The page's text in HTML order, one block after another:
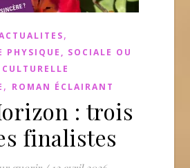
,
PHYSIQUE, SOCIALE OU
CULTURELLE
, ROMAN ÉCLAIRANT
: trois
finalistes